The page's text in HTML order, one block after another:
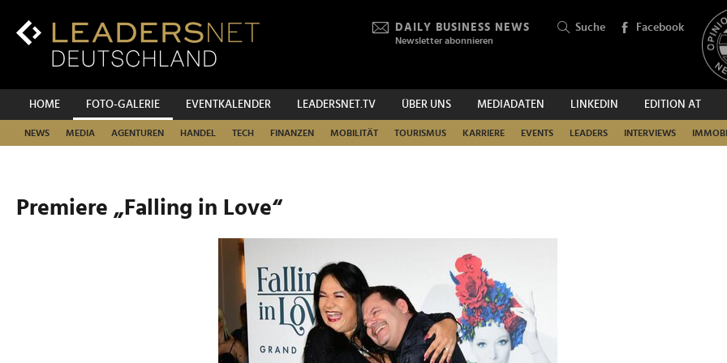
Inhalt
Hauptnavigation
DAILY BUSINESS NEWS
Newsletter abonnieren
Suche Facebook
HOME FOTO-GALERIE EVENTKALENDER LEADERSNET.TV ÜBER UNS MEDIADATEN LINKEDIN EDITION AT
NEWS MEDIA AGENTUREN HANDEL TECH FINANZEN MOBILITÄT TOURISMUS KARRIERE EVENTS LEADERS INTERVIEWS
SUCHEN
Premiere „Falling in Love“